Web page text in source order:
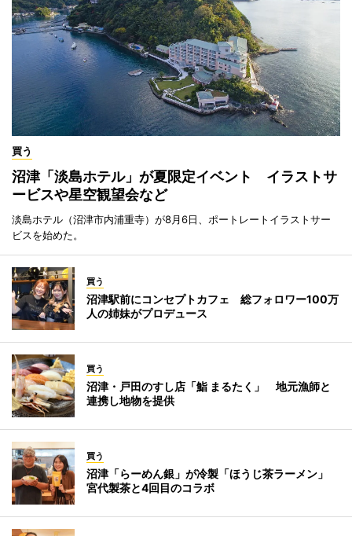
買う
沼津「淡島ホテル」が夏限定イベント イラストサ
ービスや星空観望会など
淡島ホテル（沼津市内浦重寺）が8月6日、ポートレートイラストサー
ビスを始めた。
買う
沼津駅前にコンセプトカフェ 総フォロワー100万
人の姉妹がプロデュース
買う
沼津・戸田のすし店「鮨 まるたく」 地元漁師と
連携し地物を提供
買う
沼津「らーめん銀」が冷製「ほうじ茶ラーメン」
宮代製茶と4回目のコラボ